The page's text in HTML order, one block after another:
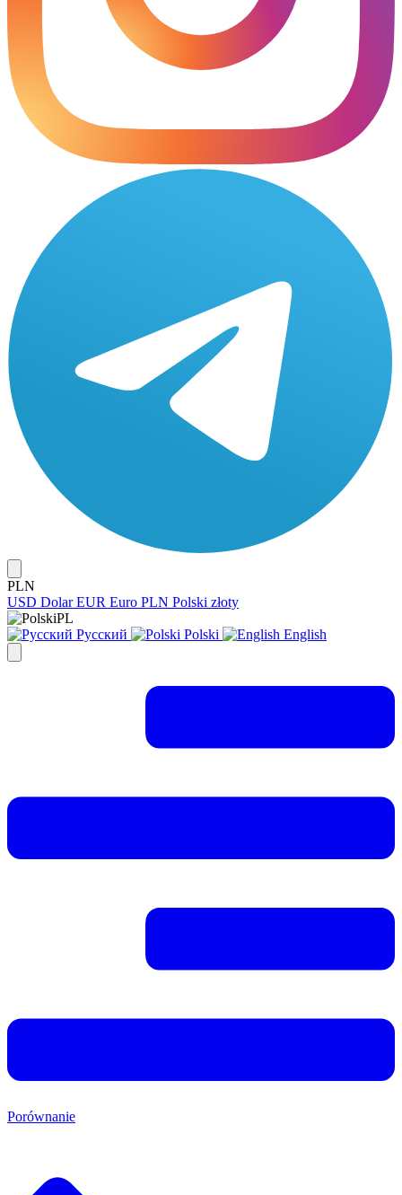
PLN
USD Dolar EUR Euro PLN Polski złoty
PL
Русский
Polski English
Porównanie